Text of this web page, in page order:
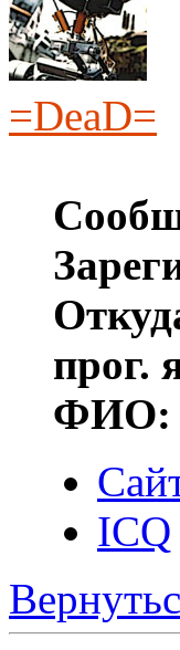
=DeaD=
прог.
ФИО:
ICQ